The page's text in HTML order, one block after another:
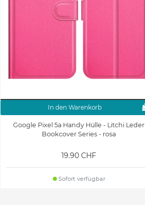
In den Warenkorb
Google Pixel 5a Handy Hülle - Litchi Leder
Bookcover Series - rosa
19.90 CHF
Sofort verfügbar